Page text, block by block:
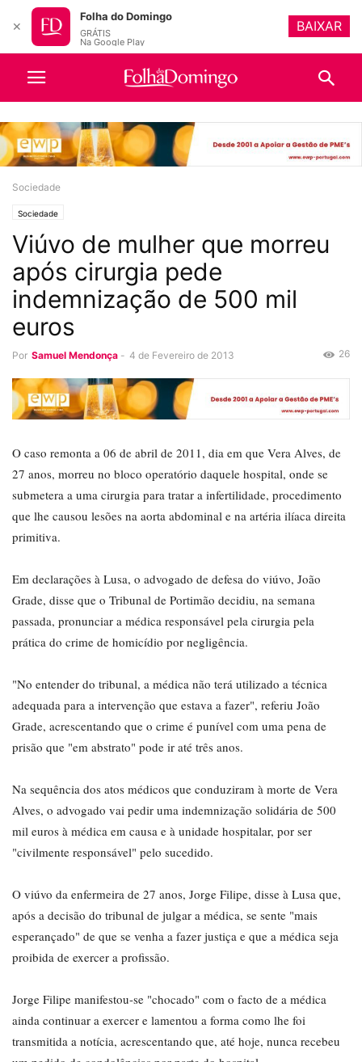
Sociedade
Sociedade
Viúvo de mulher que morreu
após cirurgia pede
indemnização de 500 mil
euros
Por Samuel Mendonça - 4 de Fevereiro de 2013 26
O caso remonta a 06 de abril de 2011, dia em que Vera Alves, de
27 anos, morreu no bloco operatório daquele hospital, onde se
submetera a uma cirurgia para tratar a infertilidade, procedimento
que lhe causou lesões na aorta abdominal e na artéria ilíaca direita
primitiva.
Em declarações à Lusa, o advogado de defesa do viúvo, João
Grade, disse que o Tribunal de Portimão decidiu, na semana
passada, pronunciar a médica responsável pela cirurgia pela
prática do crime de homicídio por negligência.
"No entender do tribunal, a médica não terá utilizado a técnica
adequada para a intervenção que estava a fazer", referiu João
Grade, acrescentando que o crime é punível com uma pena de
prisão que "em abstrato" pode ir até três anos.
Na sequência dos atos médicos que conduziram à morte de Vera
Alves, o advogado vai pedir uma indemnização solidária de 500
mil euros à médica em causa e à unidade hospitalar, por ser
"civilmente responsável" pelo sucedido.
O viúvo da enfermeira de 27 anos, Jorge Filipe, disse à Lusa que,
após a decisão do tribunal de julgar a médica, se sente "mais
esperançado" de que se venha a fazer justiça e que a médica seja
proibida de exercer a profissão.
Jorge Filipe manifestou-se "chocado" com o facto de a médica
ainda continuar a exercer e lamentou a forma como lhe foi
transmitida a notícia, acrescentando que, até hoje, nunca recebeu
✕
Folha do Domingo
GRÁTIS
Na Google Play
BAIXAR